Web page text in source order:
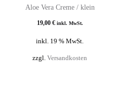
Aloe Vera Creme / klein
19,00 € inkl. MwSt.
inkl. 19 % MwSt.
zzgl.Versandkosten